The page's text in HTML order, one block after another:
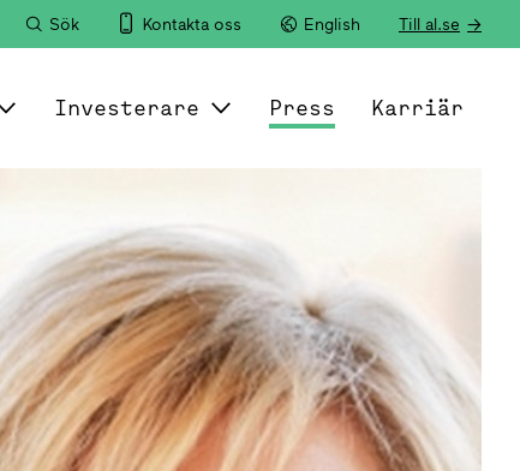
Sök Kontakta oss English Till al.se
Investerare Press Karriär